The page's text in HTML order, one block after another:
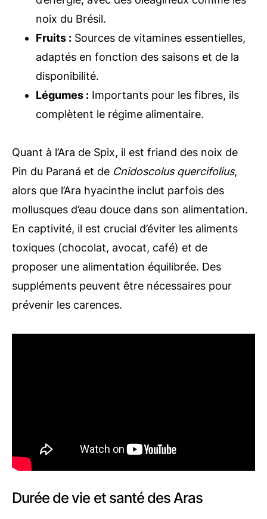
noix du Brésil.
Fruits : Sources de vitamines essentielles,
adaptés en fonction des saisons et de la
disponibilité.
Légumes : Importants pour les fibres, ils
complètent le régime alimentaire.
Quant à l’Ara de Spix, il est friand des noix de
Pin du Paraná et de Cnidoscolus quercifolius,
alors que l’Ara hyacinthe inclut parfois des
mollusques d’eau douce dans son alimentation.
En captivité, il est crucial d’éviter les aliments
toxiques (chocolat, avocat, café) et de
proposer une alimentation équilibrée. Des
suppléments peuvent être nécessaires pour
prévenir les carences.
Durée de vie et santé des Aras